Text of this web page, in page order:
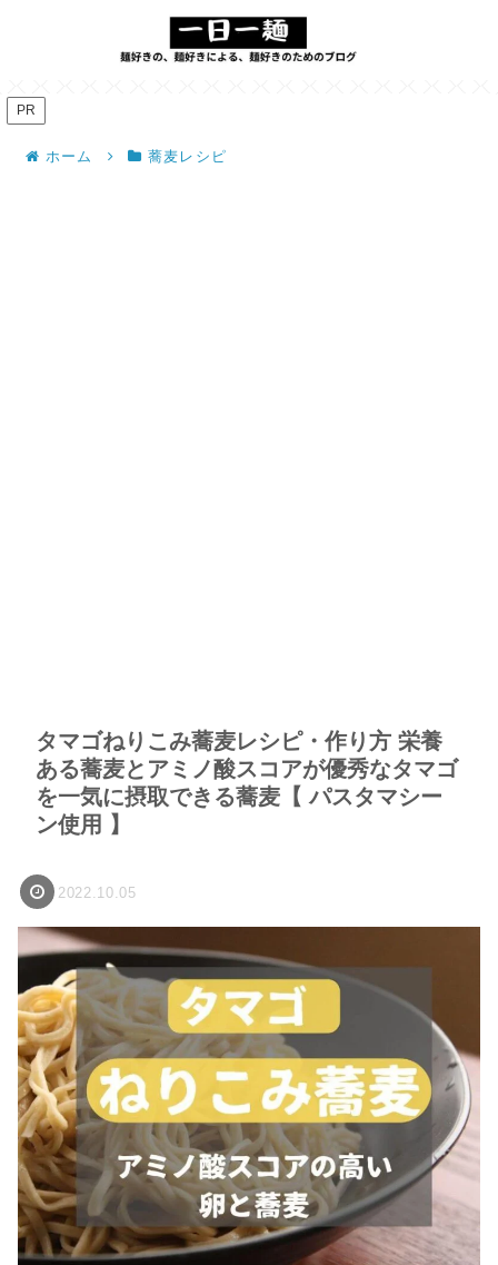
PR
ホーム 蕎麦レシピ
タマゴねりこみ蕎麦レシピ・作り方 栄養
ある蕎麦とアミノ酸スコアが優秀なタマゴ
を一気に摂取できる蕎麦【 パスタマシー
ン使用 】
2022.10.05